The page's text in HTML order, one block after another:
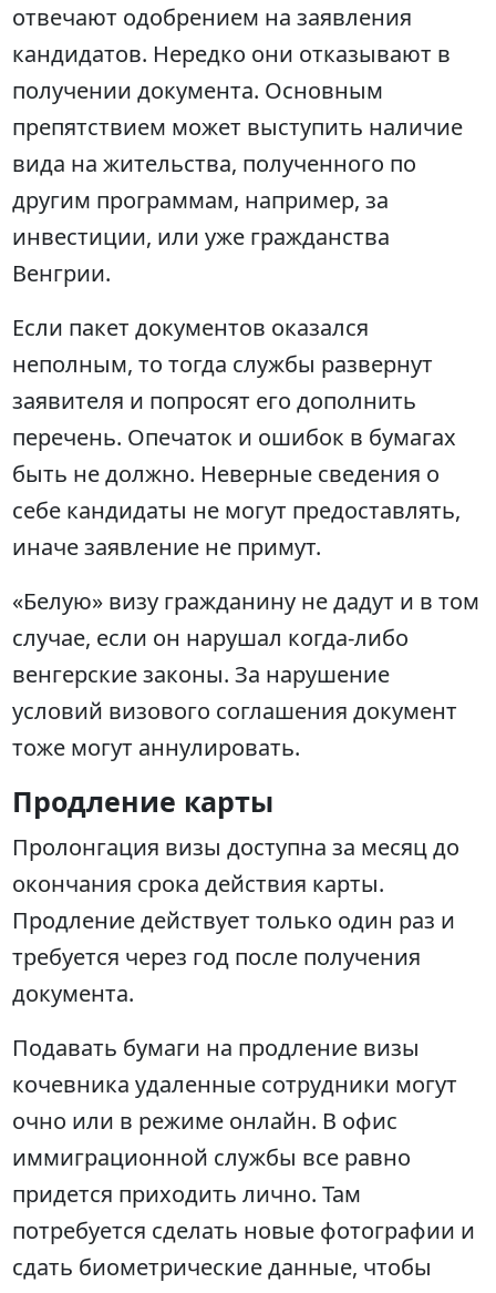
отвечают одобрением на заявления
кандидатов. Нередко они отказывают в
получении документа. Основным
препятствием может выступить наличие
вида на жительства, полученного по
другим программам, например, за
инвестиции, или уже гражданства
Венгрии.
Если пакет документов оказался
неполным, то тогда службы развернут
заявителя и попросят его дополнить
перечень. Опечаток и ошибок в бумагах
быть не должно. Неверные сведения о
себе кандидаты не могут предоставлять,
иначе заявление не примут.
«Белую» визу гражданину не дадут и в том
случае, если он нарушал когда-либо
венгерские законы. За нарушение
условий визового соглашения документ
тоже могут аннулировать.
Продление карты
Пролонгация визы доступна за месяц до
окончания срока действия карты.
Продление действует только один раз и
требуется через год после получения
документа.
Подавать бумаги на продление визы
кочевника удаленные сотрудники могут
очно или в режиме онлайн. В офис
иммиграционной службы все равно
придется приходить лично. Там
потребуется сделать новые фотографии и
сдать биометрические данные, чтобы